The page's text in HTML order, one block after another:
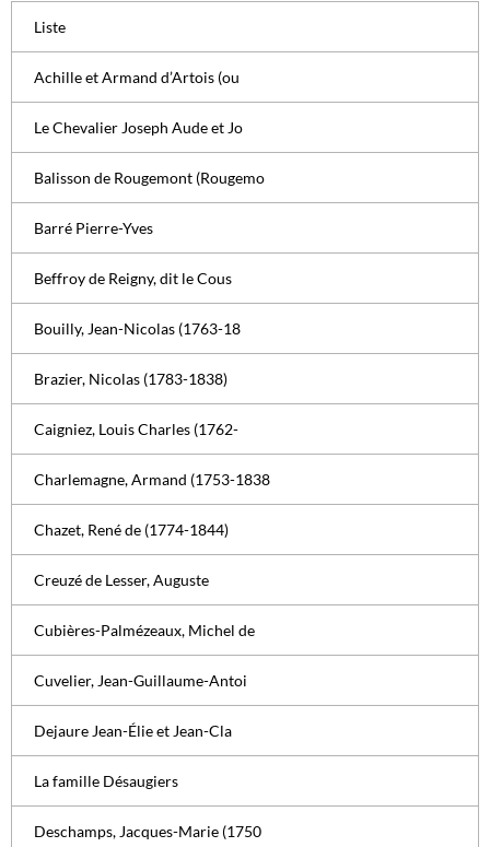
Liste
Achille et Armand d’Artois (ou
Le Chevalier Joseph Aude et Jo
Balisson de Rougemont (Rougemo
Barré Pierre-Yves
Beffroy de Reigny, dit le Cous
Bouilly, Jean-Nicolas (1763-18
Brazier, Nicolas (1783-1838)
Caigniez, Louis Charles (1762-
Charlemagne, Armand (1753-1838
Chazet, René de (1774-1844)
Creuzé de Lesser, Auguste
Cubières-Palmézeaux, Michel de
Cuvelier, Jean-Guillaume-Antoi
Dejaure Jean-Élie et Jean-Cla
La famille Désaugiers
Deschamps, Jacques-Marie (1750